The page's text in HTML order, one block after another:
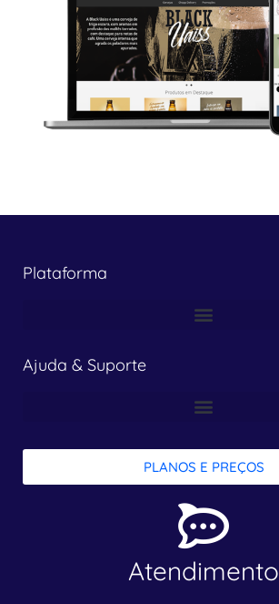
Plataforma
Ajuda & Suporte
PLANOS E PREÇOS
Atendimento